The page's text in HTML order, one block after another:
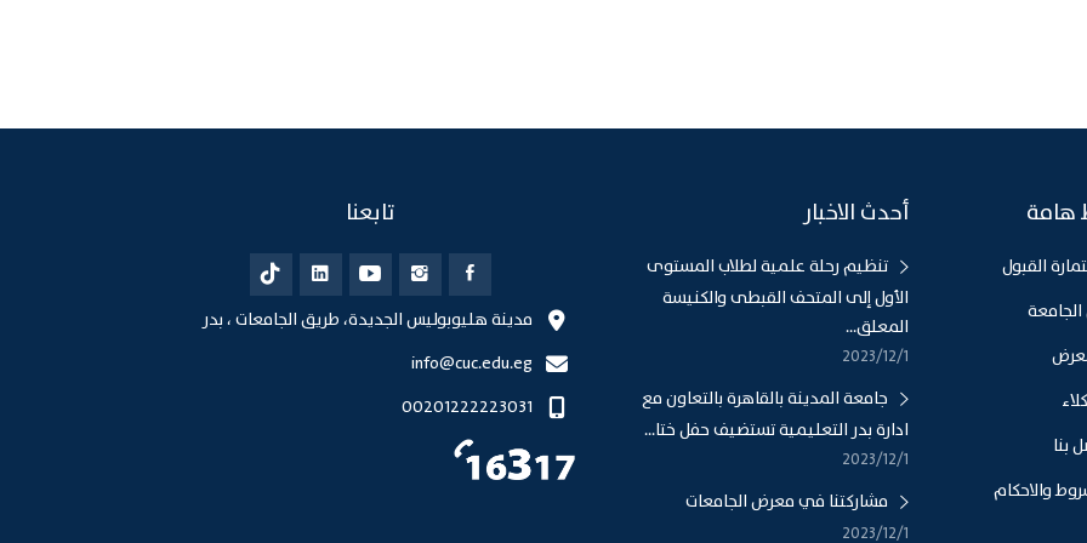
هامة
القبول
بنا
والاحكام
أحدث الاخبار
تنظيم رحلة علمية لطلاب المستوى
الأول إلى المتحف القبطى والكنيسة
المعلق...
1‏‏/12‏‏/2023
جامعة المدينة بالقاهرة بالتعاون مع
ادارة بدر التعليمية تستضيف حفل ختا...
1‏‏/12‏‏/2023
مشاركتنا في معرض الجامعات
1‏‏/12‏‏/2023
تابعنا
مدينة هليوبوليس الجديدة، طريق الجامعات ، بدر
info@cuc.edu.eg
00201222223031